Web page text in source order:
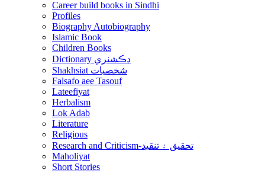
Career build books in Sindhi
Profiles
Biography Autobiography
Islamic Book
Children Books
Dictionary ڊڪشنري
Shakhsiat شخصيات
Falsafo aee Tasouf
Lateefiyat
Herbalism
Lok Adab
Literature
Religious
Research and Criticism-تحقيق ۽ تنقيد
Maholiyat
Short Stories